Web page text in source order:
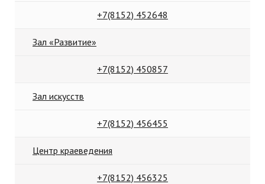
+7(8152) 452648
Зал «Развитие»
+7(8152) 450857
Зал искусств
+7(8152) 456455
Центр краеведения
+7(8152) 456325